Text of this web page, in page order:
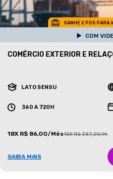
GANHE 2 POS PARA
COM
COMÉRCIO EXTERIOR E
LATO SENSU
360 A 720H
18X R$ 86,00/Mês18X R$ 387,00/Mês
SAIBA MAIS